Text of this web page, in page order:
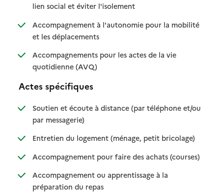
lien social et éviter l'isolement: disponible
: non disponible
Accompagnement à l'autonomie pour la mobilité
et les déplacements: disponible
: non disponible
Accompagnements pour les actes de la vie
quotidienne (AVQ): disponible
: non disponible
Actes spécifiques
Soutien et écoute à distance (par téléphone et/ou
par messagerie): disponible
: non disponible
Entretien du logement (ménage, petit bricolage): disponible
: non
Accompagnement pour faire des achats (courses)
:
: non
Accompagnement ou apprentissage à la
préparation du repas: disponible
: non disponible